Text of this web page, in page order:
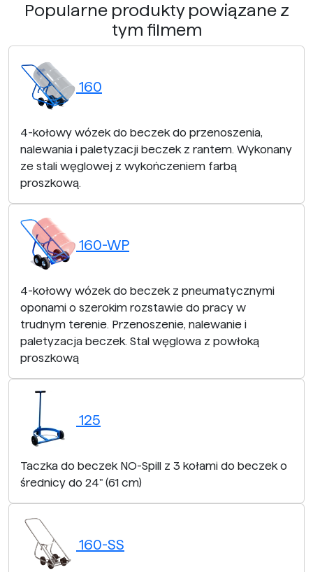
Popularne produkty powiązane z
tym filmem
160
4-kołowy wózek do beczek do przenoszenia,
nalewania i paletyzacji beczek z rantem. Wykonany
ze stali węglowej z wykończeniem farbą
proszkową.
160-WP
4-kołowy wózek do beczek z pneumatycznymi
oponami o szerokim rozstawie do pracy w
trudnym terenie. Przenoszenie, nalewanie i
paletyzacja beczek. Stal węglowa z powłoką
proszkową
125
Taczka do beczek NO-Spill z 3 kołami do beczek o
średnicy do 24" (61 cm)
160-SS